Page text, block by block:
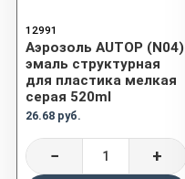
12991
Аэрозоль AUTOP (N04)
эмаль структурная
для пластика мелкая
серая 520ml
26.68 руб.
− +